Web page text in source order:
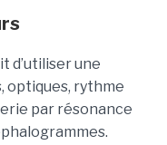
d’utiliser une
optiques, rythme
par résonance